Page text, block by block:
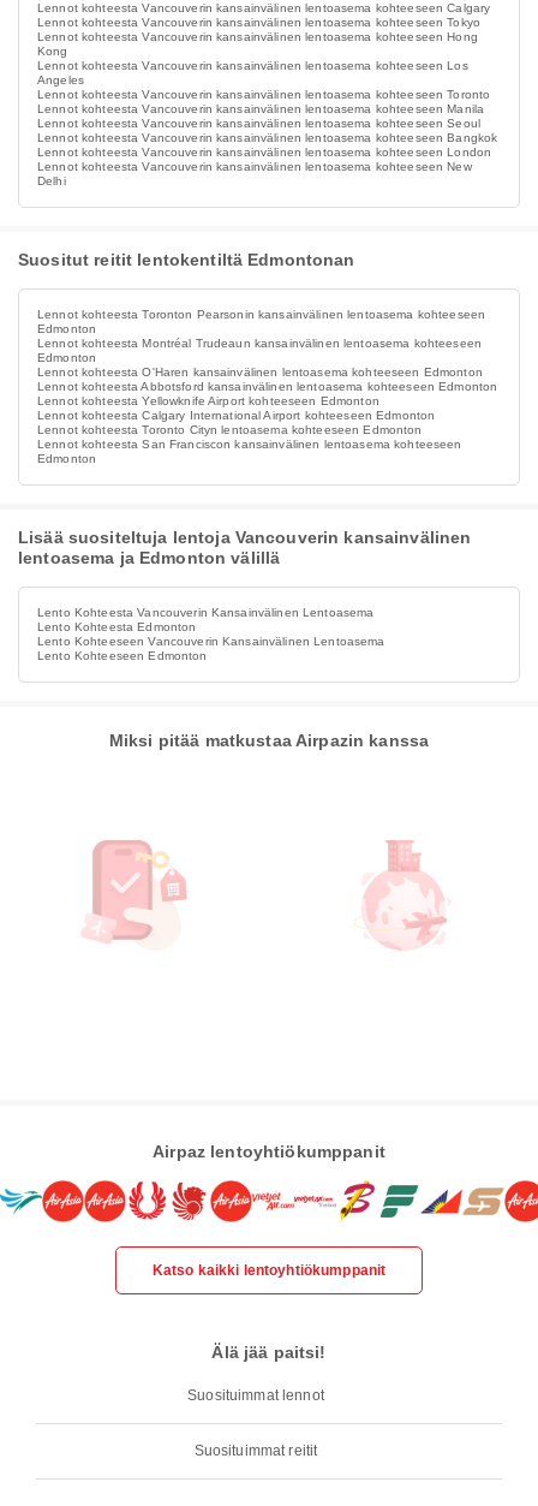
Lennot kohteesta Vancouverin kansainvälinen lentoasema kohteeseen Calgary
Lennot kohteesta Vancouverin kansainvälinen lentoasema kohteeseen Tokyo
Lennot kohteesta Vancouverin kansainvälinen lentoasema kohteeseen Hong
Kong
Lennot kohteesta Vancouverin kansainvälinen lentoasema kohteeseen Los
Angeles
Lennot kohteesta Vancouverin kansainvälinen lentoasema kohteeseen Toronto
Lennot kohteesta Vancouverin kansainvälinen lentoasema kohteeseen Manila
Lennot kohteesta Vancouverin kansainvälinen lentoasema kohteeseen Seoul
Lennot kohteesta Vancouverin kansainvälinen lentoasema kohteeseen Bangkok
Lennot kohteesta Vancouverin kansainvälinen lentoasema kohteeseen London
Lennot kohteesta Vancouverin kansainvälinen lentoasema kohteeseen New
Delhi
Suositut reitit lentokentiltä Edmontonan
Lennot kohteesta Toronton Pearsonin kansainvälinen lentoasema kohteeseen
Edmonton
Lennot kohteesta Montréal Trudeaun kansainvälinen lentoasema kohteeseen
Edmonton
Lennot kohteesta O'Haren kansainvälinen lentoasema kohteeseen Edmonton
Lennot kohteesta Abbotsford kansainvälinen lentoasema kohteeseen Edmonton
Lennot kohteesta Yellowknife Airport kohteeseen Edmonton
Lennot kohteesta Calgary International Airport kohteeseen Edmonton
Lennot kohteesta Toronto Cityn lentoasema kohteeseen Edmonton
Lennot kohteesta San Franciscon kansainvälinen lentoasema kohteeseen
Edmonton
Lisää suositeltuja lentoja Vancouverin kansainvälinen
lentoasema ja Edmonton välillä
Lento Kohteesta Vancouverin Kansainvälinen Lentoasema
Lento Kohteesta Edmonton
Lento Kohteeseen Vancouverin Kansainvälinen Lentoasema
Lento Kohteeseen Edmonton
Miksi pitää matkustaa Airpazin kanssa
Airpaz lentoyhtiökumppanit
Katso kaikki lentoyhtiökumppanit
Älä jää paitsi!
Suosituimmat lennot
Suosituimmat reitit